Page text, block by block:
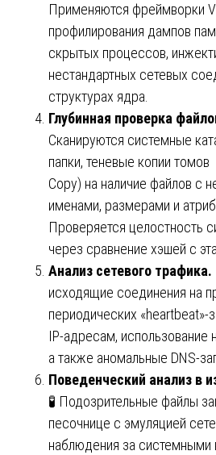
Применяются фреймворки
профилирования дампов
скрытых процессов,
нестандартных сетевых
структурах ядра.
Глубинная проверка
Сканируются системные
папки, теневые копии
Copy) на наличие файлов с
именами, размерами и
Проверяется целостность
через сравнение хэшей с
Анализ сетевого трафика.
исходящие соединения на
периодических
IP-адресам, использование
а также аномальные DNS-
Поведенческий анализ в
🧪 Подозрительные файлы
песочнице с эмуляцией
наблюдения за системными